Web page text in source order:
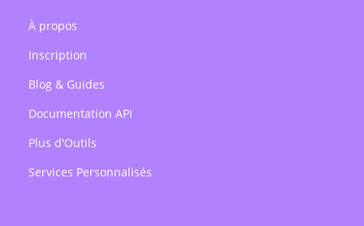
À propos
Inscription
Blog & Guides
Documentation API
Plus d'Outils
Services Personnalisés